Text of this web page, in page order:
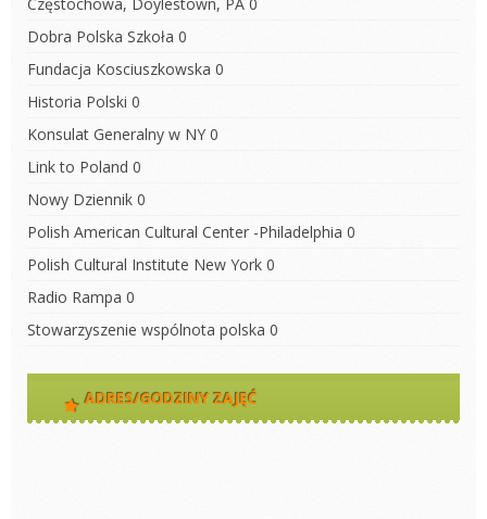
Dobra Polska Szkoła 0
Fundacja Kosciuszkowska 0
Historia Polski 0
Konsulat Generalny w NY 0
Link to Poland 0
Nowy Dziennik 0
Polish American Cultural Center -Philadelphia 0
Polish Cultural Institute New York 0
Radio Rampa 0
Stowarzyszenie wspólnota polska 0
ADRES/GODZINY ZAJĘĆ